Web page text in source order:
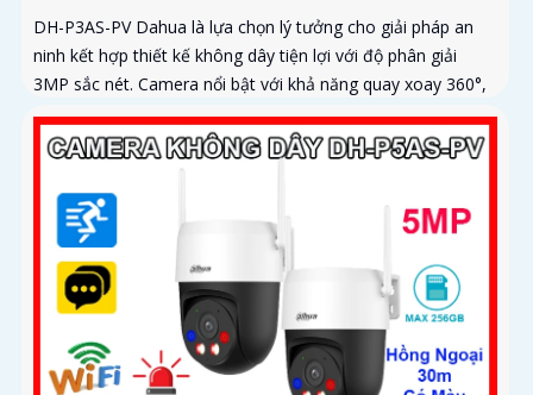
DH-P3AS-PV Dahua là lựa chọn lý tưởng cho giải pháp an
ninh kết hợp thiết kế không dây tiện lợi với độ phân giải
3MP sắc nét. Camera nổi bật với khả năng quay xoay 360°,
phát hiện chính xác người và phương tiện, cảnh báo tức thì
bằng đèn nháy và còi hú